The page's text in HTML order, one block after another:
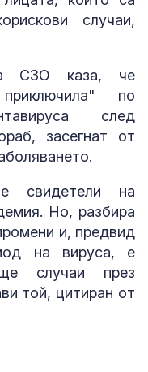
случаи,
СЗО каза, че
по
след
засегнат от
свидетели на
Но, разбира
и, предвид
на вируса, е
случаи през
той, цитиран от